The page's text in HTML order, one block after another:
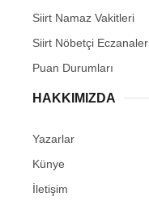
Siirt Namaz Vakitleri
Siirt Nöbetçi Eczanaler
Puan Durumları
HAKKIMIZDA
Yazarlar
Künye
İletişim